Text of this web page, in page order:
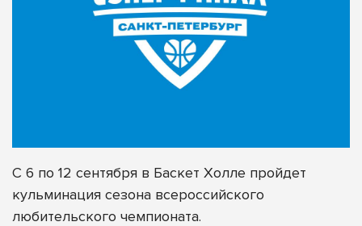
С 6 по 12 сентября в Баскет Холле пройдет
кульминация сезона всероссийского
любительского чемпионата.